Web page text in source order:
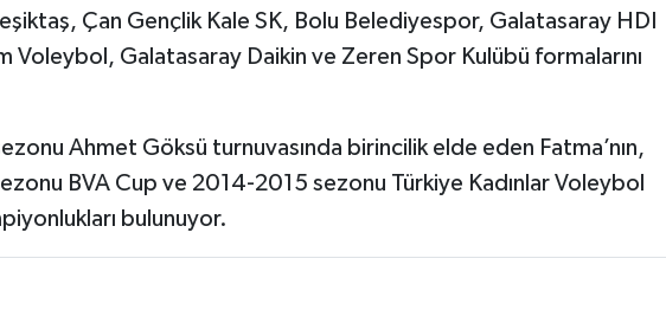
Çan Gençlik Kale SK, Bolu Belediyespor, Galatasaray HDI
Voleybol, Galatasaray Daikin ve Zeren Spor Kulübü formalarını
Ahmet Göksü turnuvasında birincilik elde eden Fatma’nın,
BVA Cup ve 2014-2015 sezonu Türkiye Kadınlar Voleybol
bulunuyor.